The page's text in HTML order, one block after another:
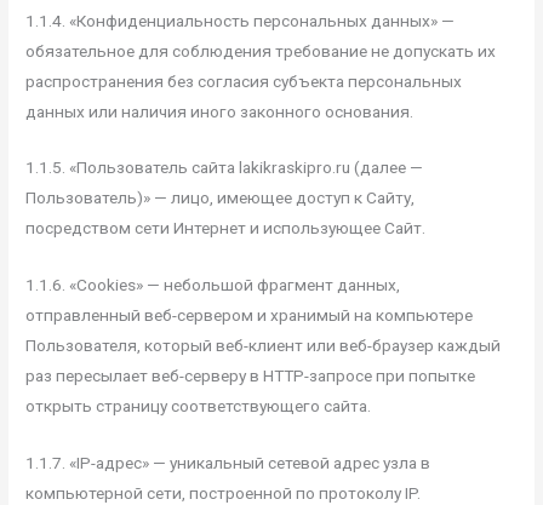
1.1.4. «Конфиденциальность персональных данных» —
обязательное для соблюдения требование не допускать их
распространения без согласия субъекта персональных
данных или наличия иного законного основания.
1.1.5. «Пользователь сайта lakikraskipro.ru (далее —
Пользователь)» — лицо, имеющее доступ к Сайту,
посредством сети Интернет и использующее Сайт.
1.1.6. «Cookies» — небольшой фрагмент данных,
отправленный веб-сервером и хранимый на компьютере
Пользователя, который веб-клиент или веб-браузер каждый
раз пересылает веб-серверу в HTTP-запросе при попытке
открыть страницу соответствующего сайта.
1.1.7. «IP-адрес» — уникальный сетевой адрес узла в
компьютерной сети, построенной по протоколу IP.